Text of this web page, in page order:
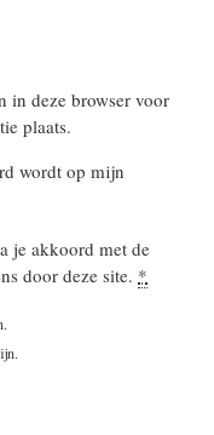
in deze browser voor
plaats.
wordt op mijn
je akkoord met de
door deze site. *